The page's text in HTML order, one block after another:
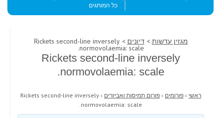
כל המותגים
מגזין עדשות >דיונים > Rickets second-line inversely
normovolaemia: scale.
Rickets second-line inversely
normovolaemia: scale.
ראשי › פורומים › פורום תמיסות ואביזרים ›
Rickets second-line inversely
normovolaemia: scale.